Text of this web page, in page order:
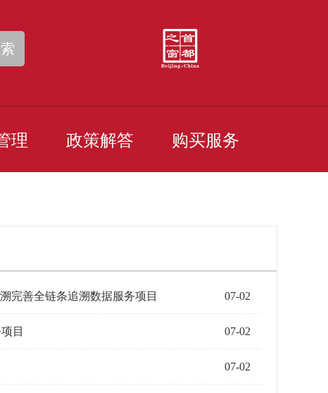
理 政策解答 购买服务
完善全链条追溯数据服务项目 07-02
目 07-02
07-02